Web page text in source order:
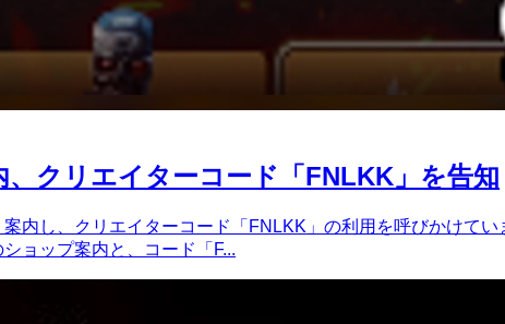
クリエイターコード「FNLKK」を告知
内し、クリエイターコード「FNLKK」の利用を呼びかけて
ョップ案内と、コード「F...